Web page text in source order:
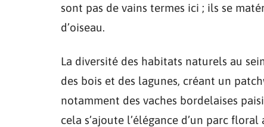
sont pas de vains termes ici ; ils se
d’oiseau.
La diversité des habitats naturels au
des bois et des lagunes, créant un
notamment des vaches bordelaises
cela s’ajoute l’élégance d’un parc